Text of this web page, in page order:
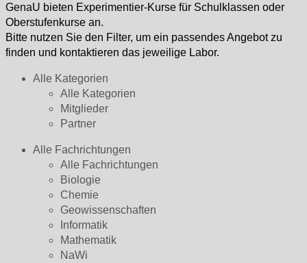
GenaU bieten Experimentier-Kurse für Schulklassen oder
Oberstufenkurse an.
Bitte nutzen Sie den Filter, um ein passendes Angebot zu
finden und kontaktieren das jeweilige Labor.
Alle Kategorien
Alle Kategorien
Mitglieder
Partner
Alle Fachrichtungen
Alle Fachrichtungen
Biologie
Chemie
Geowissenschaften
Informatik
Mathematik
NaWi